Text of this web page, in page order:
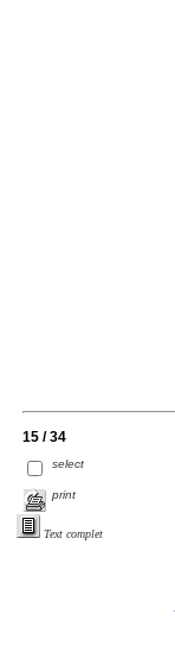
15 / 34
select
print
Text complet